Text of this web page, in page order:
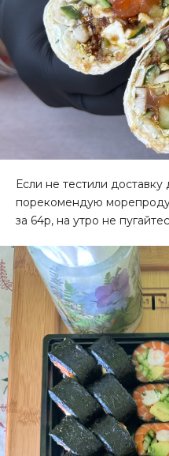
Если не тестили
порекомендую
за 64р, на утро не